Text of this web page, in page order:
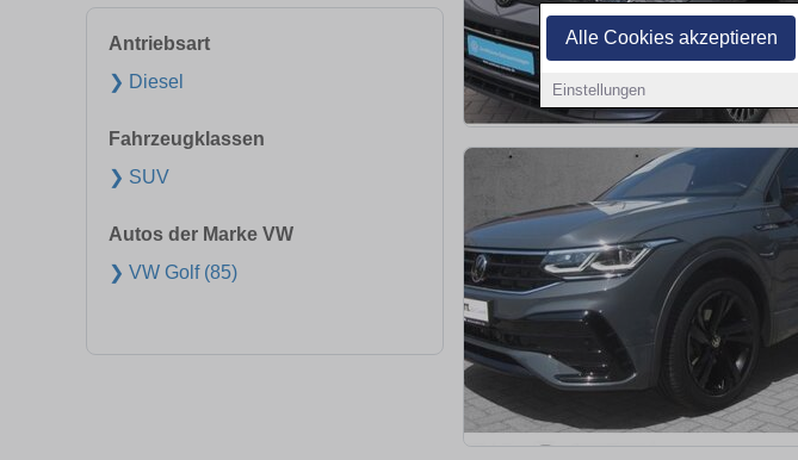
Alle Cookies akzeptieren
Einstellungen
Antriebsart
❯ Diesel
Fahrzeugklassen
❯ SUV
Autos der Marke VW
❯ VW Golf (85)